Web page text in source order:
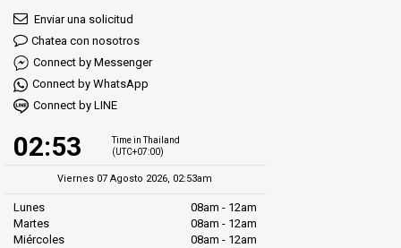
Enviar una solicitud
Chatea con nosotros
Connect by Messenger
Connect by WhatsApp
Connect by LINE
02:53
Time in Thailand
(UTC+07:00)
Viernes 07 Agosto 2026, 02:53am
Lunes
08am - 12am
Martes
08am - 12am
Miércoles
08am - 12am